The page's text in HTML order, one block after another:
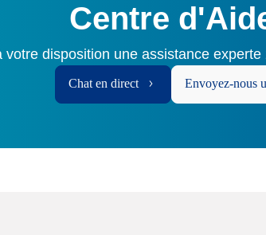
Centre
votre disposition une assistance
Chat en direct Envoyez-nous